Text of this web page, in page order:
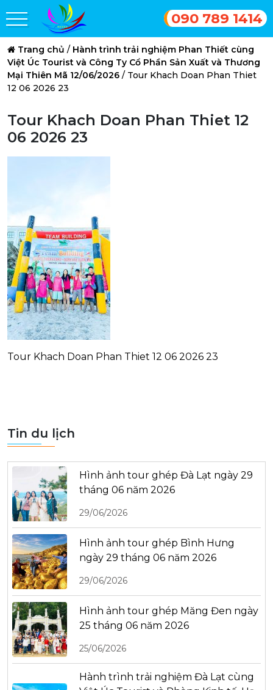
090 789 1414
Trang chủ / Hành trình trải nghiệm Phan Thiết cùng
Việt Úc Tourist và Công Ty Cổ Phần Sản Xuất và Thương
Mại Thiên Mã 12/06/2026 / Tour Khach Doan Phan Thiet
12 06 2026 23
Tour Khach Doan Phan Thiet 12
06 2026 23
Tour Khach Doan Phan Thiet 12 06 2026 23
Tin du lịch
Hình ảnh tour ghép Đà Lạt ngày 29
tháng 06 năm 2026
29/06/2026
Hình ảnh tour ghép Bình Hưng
ngày 29 tháng 06 năm 2026
29/06/2026
Hình ảnh tour ghép Măng Đen ngày
25 tháng 06 năm 2026
25/06/2026
Hành trình trải nghiệm Đà Lạt cùng